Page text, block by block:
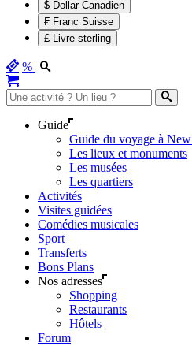
$ Dollar Canadien
₣ Franc Suisse
£ Livre sterling
%
Guide
Guide du voyage à
Les lieux et monuments
Les musées
Les quartiers
Activités
Visites guidées
Comédies musicales
Sport
Transferts
Bons Plans
Nos adresses
Shopping
Restaurants
Hôtels
Forum